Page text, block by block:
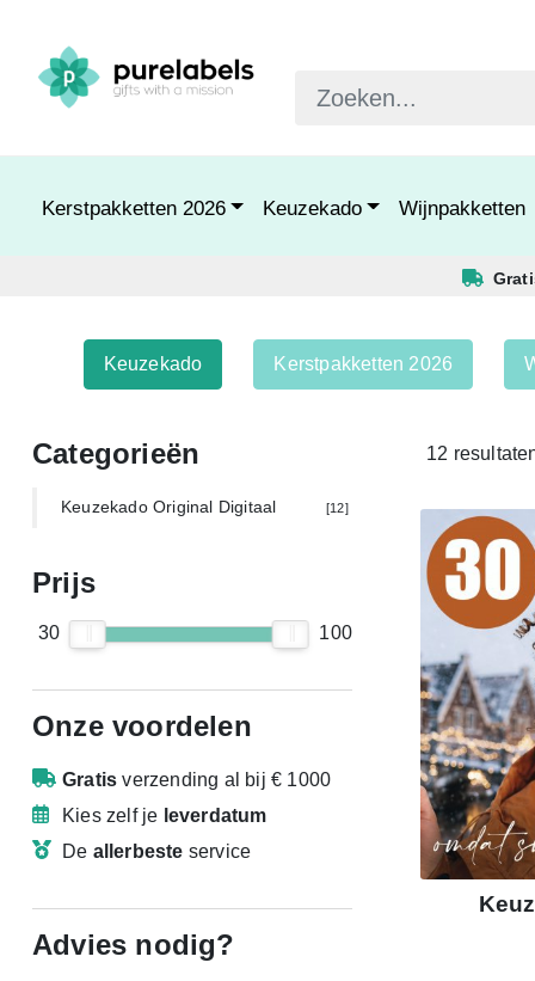
Kerstpakketten 2026 Keuzekado Wijnpakketten
Keuzekado Kerstpakketten 2026
Categorieën
Keuzekado Original Digitaal [12]
Prijs
30 100
Onze voordelen
Gratis verzending al bij € 1000
Kies zelf je leverdatum
De allerbeste service
Advies nodig?
12